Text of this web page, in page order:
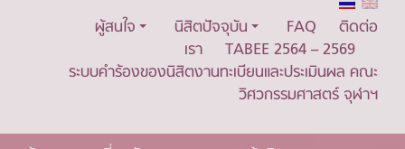
ผู้สนใจ นิสิตปัจจุบัน FAQ
ติดต่อ
เรา
TABEE 2564 – 2569
ระบบคำร้องของนิสิตงานทะเบียนและประเมินผล คณะ
วิศวกรรมศาสตร์ จุฬาฯ